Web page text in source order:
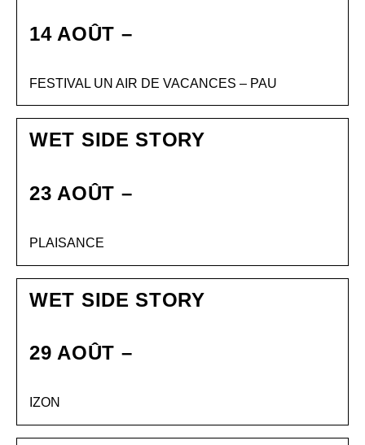
14 AOÛT –
FESTIVAL UN AIR DE VACANCES – PAU
WET SIDE STORY
23 AOÛT –
PLAISANCE
WET SIDE STORY
29 AOÛT –
IZON